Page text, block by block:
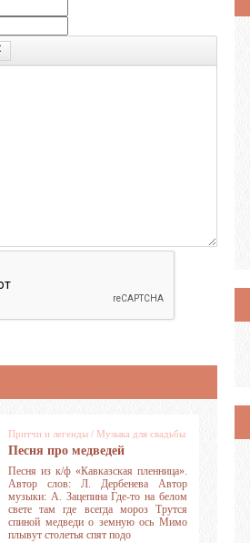
Притчи и легенды / Музыка для свадьбы
Песня про медведей
Песня из к/ф «Кавказская пленница».
Автор слов: Л. Дербенева Автор
музыки: A. Зацепина Где-то на белом
свете там где всегда мороз Трутся
спиной медведи о земную ось Мимо
плывут столетья спят подо